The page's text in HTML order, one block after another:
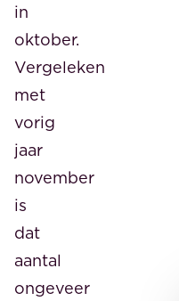
in
oktober.
Vergeleken
met
vorig
jaar
november
is
dat
aantal
ongeveer